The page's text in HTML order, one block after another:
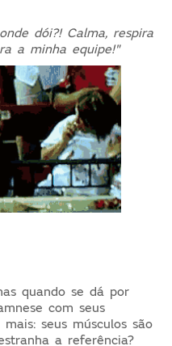
dói?! Calma, respira
a minha equipe!"
quando se dá por
com seus
seus músculos são
a referência?